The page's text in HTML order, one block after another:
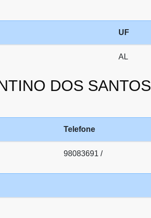
UF
AL
DOS SANTOS
Telefone
98083691 /